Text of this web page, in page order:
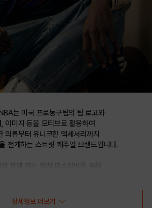
는 미국 프로농구팀의 팀 로고와
, 이미지 등을 모티브로 활용하여
의류부터 유니크한 액세서리까지
전개하는 스트릿 캐주얼 브랜드입니다.
상세정보 더보기